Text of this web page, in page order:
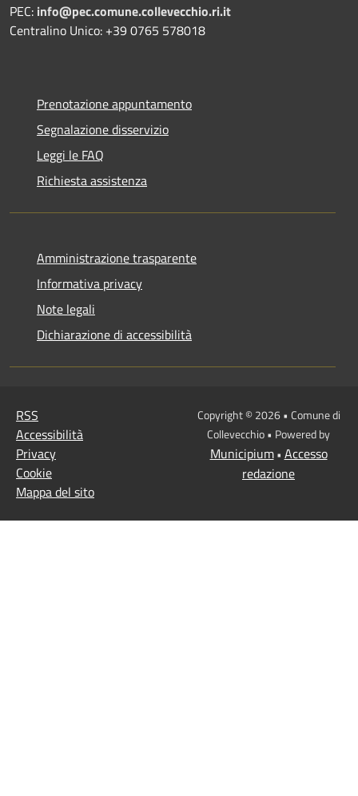
PEC: info@pec.comune.collevecchio.ri.it
Centralino Unico: +39 0765 578018
Prenotazione appuntamento
Segnalazione disservizio
Leggi le FAQ
Richiesta assistenza
Amministrazione trasparente
Informativa privacy
Note legali
Dichiarazione di accessibilità
RSS
Accessibilità
Privacy
Cookie
Mappa del sito
Copyright © 2026 • Comune di
Collevecchio • Powered by
Municipium• Accesso
redazione